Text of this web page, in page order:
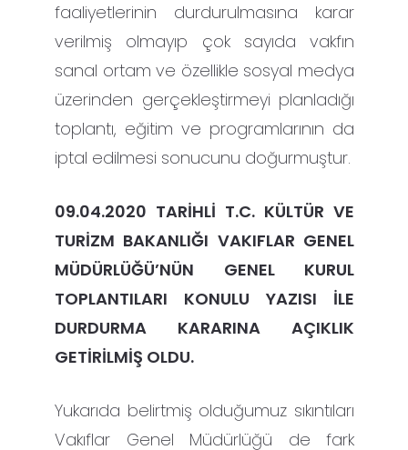
faaliyetlerinin durdurulmasına karar
verilmiş olmayıp çok sayıda vakfın
sanal ortam ve özellikle sosyal medya
üzerinden gerçekleştirmeyi planladığı
toplantı, eğitim ve programlarının da
iptal edilmesi sonucunu doğurmuştur.
09.04.2020 TARİHLİ T.C. KÜLTÜR VE
TURİZM BAKANLIĞI VAKIFLAR GENEL
MÜDÜRLÜĞÜ’NÜN GENEL KURUL
TOPLANTILARI KONULU YAZISI İLE
DURDURMA KARARINA AÇIKLIK
GETİRİLMİŞ OLDU.
Yukarıda belirtmiş olduğumuz sıkıntıları
Vakıflar Genel Müdürlüğü de fark